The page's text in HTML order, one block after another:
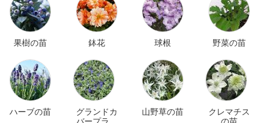
果樹の苗 鉢花 球根 野菜の苗
ハーブの苗
グランドカ
バープラン
山野草の苗
クレマチス
の苗